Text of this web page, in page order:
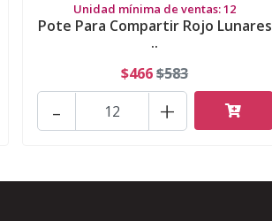
Unidad mínima de ventas: 12
Pote Para Compartir Rojo Lunares
..
$466$583
+
-